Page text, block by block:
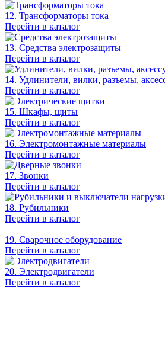
12. Трансформаторы тока
Перейти в каталог
13. Средства электрозащиты
Перейти в каталог
14. Удлинители, вилки, разъемы,
Перейти в каталог
15. Шкафы, щиты
Перейти в каталог
16. Электромонтажные материалы
Перейти в каталог
17. Звонки
Перейти в каталог
18. Рубильники
Перейти в каталог
19. Сварочное оборудование
Перейти в каталог
20. Электродвигатели
Перейти в каталог